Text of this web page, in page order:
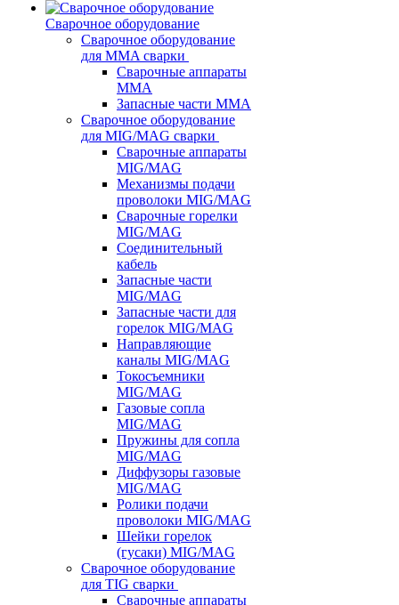
Сварочное оборудование
Сварочное оборудование
для MMA сварки
Сварочные аппараты
MMA
Запасные части MMA
Сварочное оборудование
для MIG/MAG сварки
Сварочные аппараты
MIG/MAG
Механизмы подачи
проволоки MIG/MAG
Сварочные горелки
MIG/MAG
Соединительный
кабель
Запасные части
MIG/MAG
Запасные части для
горелок MIG/MAG
Направляющие
каналы MIG/MAG
Токосъемники
MIG/MAG
Газовые сопла
MIG/MAG
Пружины для сопла
MIG/MAG
Диффузоры газовые
MIG/MAG
Ролики подачи
проволоки MIG/MAG
Шейки горелок
(гусаки) MIG/MAG
Сварочное оборудование
для TIG сварки
Сварочные аппараты